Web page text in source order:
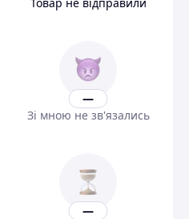
—
Зі мною не зв'язались
—